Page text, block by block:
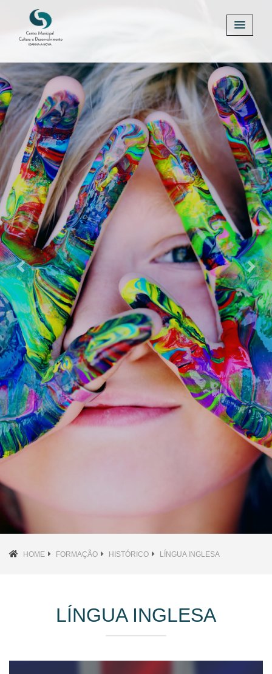
Previous Next
HOME FORMAÇÃO HISTÓRICO LÍNGUA INGLESA
LÍNGUA INGLESA